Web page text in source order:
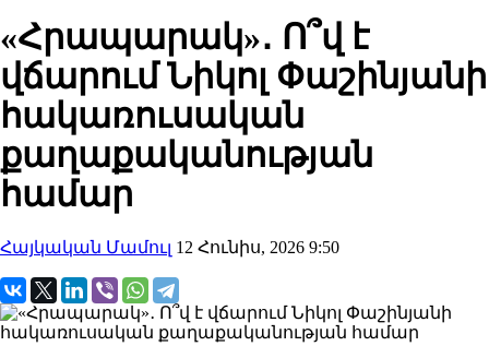
«Հրապարակ»․ Ո՞վ է
վճարում Նիկոլ Փաշինյանի
հակառուսական
քաղաքականության
համար
Հայկական Մամուլ 12 Հունիս, 2026 9:50